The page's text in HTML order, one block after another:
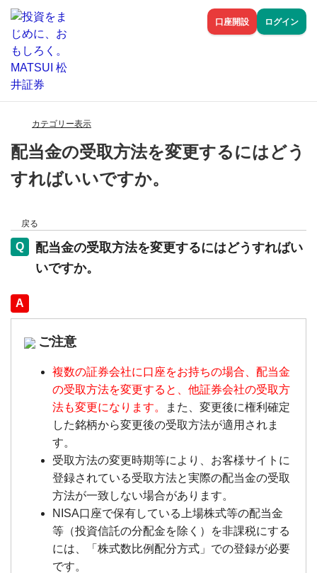
口座開設 ログイン
カテゴリー表示
配当金の受取方法を変更するにはどう
すればいいですか。
戻る
配当金の受取方法を変更するにはどうすればい
いですか。
回答
ご注意
複数の証券会社に口座をお持ちの場合、配当金
の受取方法を変更すると、他証券会社の受取方
法も変更になります。
また、変更後に権利確定
した銘柄から変更後の受取方法が適用されま
す。
受取方法の変更時期等により、お客様サイトに
登録されている受取方法と実際の配当金の受取
方法が一致しない場合があります。
NISA口座で保有している上場株式等の配当金
等（投資信託の分配金を除く）を非課税にする
には、「株式数比例配分方式」での登録が必要
です。